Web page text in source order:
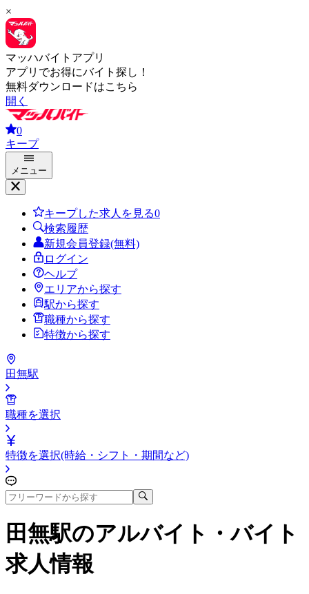
×
マッハバイトアプリ
アプリでお得にバイト探し！
無料ダウンロードはこちら
開く
0
キープ
メニュー
キープした求人を見る0
検索履歴
新規会員登録(無料)
ログイン
ヘルプ
エリアから探す
駅から探す
職種から探す
特徴から探す
田無駅
職種を選択
特徴を選択(時給・シフト・期間など)
田無駅のアルバイト・バイト
求人情報